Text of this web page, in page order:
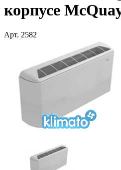
корпусе
Арт. 2582